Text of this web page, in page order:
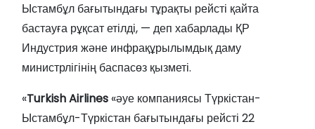
Ыстамбұл бағытындағы тұрақты рейсті қайта
бастауға рұқсат етілді, — деп хабарлады ҚР
Индустрия және инфрақұрылымдық даму
министрлігінің баспасөз қызметі.
«Turkish Airlines «әуе компаниясы Түркістан-
Ыстамбұл-Түркістан бағытындағы рейсті 22